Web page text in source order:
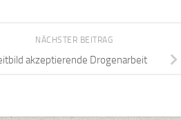
NÄCHSTER BEITRAG
akzeptierende Drogenarbeit